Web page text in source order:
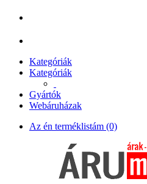
Kategóriák
Kategóriák
Gyártók
Webáruházak
Az én terméklistám (0)